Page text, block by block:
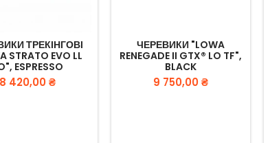
ТРЕКІНГОВІ
STRATO EVO LL
ESPRESSO
Вартість
8 420,00 ₴
ЧЕРЕВИКИ "LOWA
RENEGADE II GTX® LO TF",
BLACK
Вартість
9 750,00 ₴